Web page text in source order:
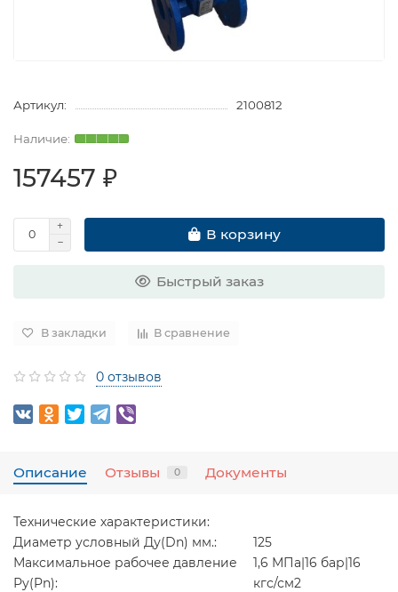
Артикул: 2100812
157457 ₽
В корзину
Быстрый заказ
В закладки В сравнение
0 отзывов
Описание Отзывы 0 Документы
Технические характеристики:
Диаметр условный Ду(Dn) мм.:
125
Максимальное рабочее давление
Ру(Pn):
1,6 МПа|16 бар|16
кгс/см2